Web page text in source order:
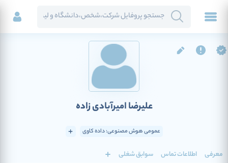
علیرضا امیرآبادی زاده
عمومی هوش مصنوعی: داده کاوی
معرفی اطلاعات تماس سوابق شغلی